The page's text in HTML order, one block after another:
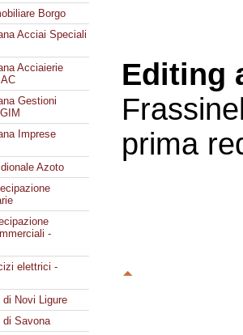
Borgo
Acciai Speciali
Acciaierie
Gestioni
Imprese
Azoto
-
elettrici -
Novi Ligure
di Savona
Editing
prima